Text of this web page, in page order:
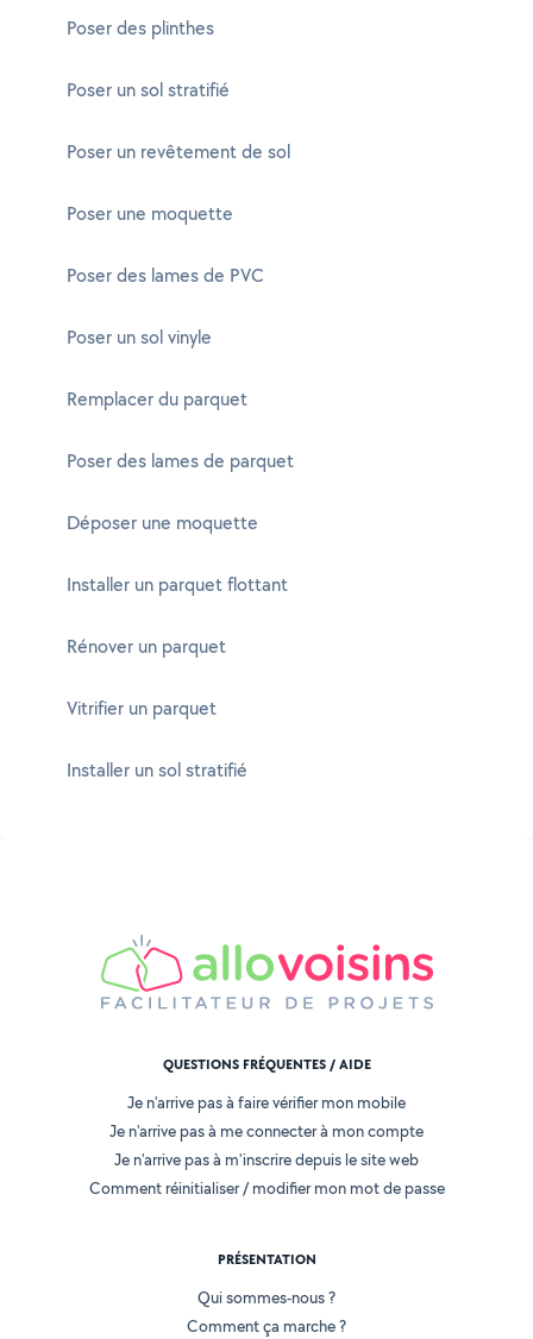
Poser des plinthes
Poser un sol stratifié
Poser un revêtement de sol
Poser une moquette
Poser des lames de PVC
Poser un sol vinyle
Remplacer du parquet
Poser des lames de parquet
Déposer une moquette
Installer un parquet flottant
Rénover un parquet
Vitrifier un parquet
Installer un sol stratifié
QUESTIONS FRÉQUENTES / AIDE
Je n'arrive pas à faire vérifier mon mobile
Je n'arrive pas à me connecter à mon compte
Je n'arrive pas à m'inscrire depuis le site web
Comment réinitialiser / modifier mon mot de passe
PRÉSENTATION
Qui sommes-nous ?
Comment ça marche ?